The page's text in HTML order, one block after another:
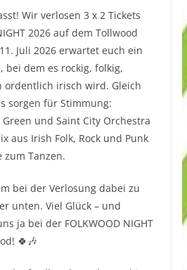
Wir verlosen 3 x 2 Tickets
2026 auf dem Tollwood
Juli 2026 erwartet euch ein
bei dem es rockig, folkig,
irisch wird. Gleich
sorgen für Stimmung:
Green und Saint City Orchestra
aus Irish Folk, Rock und Punk
Tanzen.
bei der Verlosung dabei zu
unten. Viel Glück – und
ja bei der FOLKWOOD NIGHT
🍀🎶